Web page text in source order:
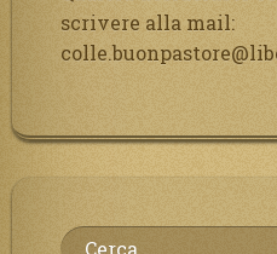
scrivere alla mail:
Ricerca